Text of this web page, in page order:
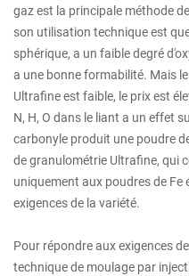
gaz est la principale méthode
son utilisation technique est
sphérique, a un faible degré
a une bonne formabilité. Mais
Ultrafine est faible, le prix est
N, H, O dans le liant a un effet
carbonyle produit une poudre
de granulométrie Ultrafine, qui
uniquement aux poudres de Fe
exigences de la variété.
Pour répondre aux exigences
technique de moulage par